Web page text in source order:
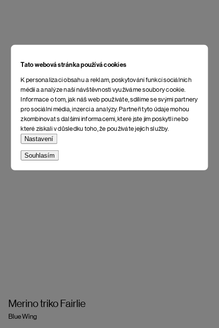
Tato webová stránka používá cookies
K personalizaci obsahu a reklam, poskytování funkcí sociálních
médií a analýze naší návštěvnosti využíváme soubory cookie.
Informace o tom, jak náš web používáte, sdílíme se svými partnery
pro sociální média, inzerci a analýzy. Partneři tyto údaje mohou
zkombinovat s dalšími informacemi, které jste jim poskytli nebo
které získali v důsledku toho, že používáte jejich služby.
Nastavení
Souhlasím
Merino triko Fairlie
Blue Wing